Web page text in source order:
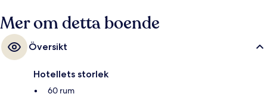
Mer om detta boende
Översikt
Hotellets storlek
60 rum